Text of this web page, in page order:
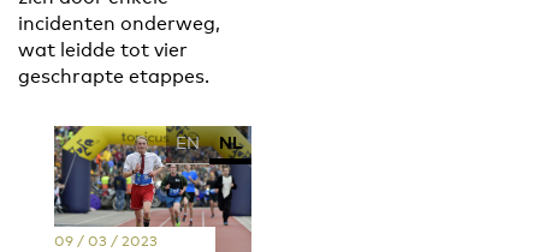
incidenten onderweg,
wat leidde tot vier
geschrapte etappes.
EN NL
09 / 03 / 2023